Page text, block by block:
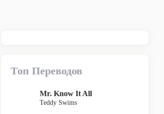
Топ Переводов
Mr. Know It All
Teddy Swims